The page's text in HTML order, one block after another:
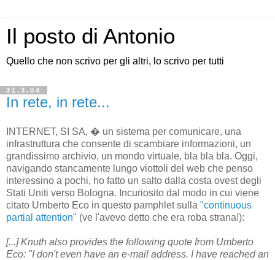
Il posto di Antonio
Quello che non scrivo per gli altri, lo scrivo per tutti
31.3.04
In rete, in rete...
INTERNET, SI SA, � un sistema per comunicare, una
infrastruttura che consente di scambiare informazioni, un
grandissimo archivio, un mondo virtuale, bla bla bla. Oggi,
navigando stancamente lungo viottoli del web che penso
interessino a pochi, ho fatto un salto dalla costa ovest degli
Stati Uniti verso Bologna. Incuriosito dal modo in cui viene
citato Umberto Eco in questo pamphlet sulla "continuous
partial attention" (ve l'avevo detto che era roba strana!):
[...] Knuth also provides the following quote from Umberto
Eco: "I don't even have an e-mail address. I have reached an